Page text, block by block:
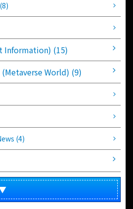
Information) (15)
(Metaverse World) (9)
(4)